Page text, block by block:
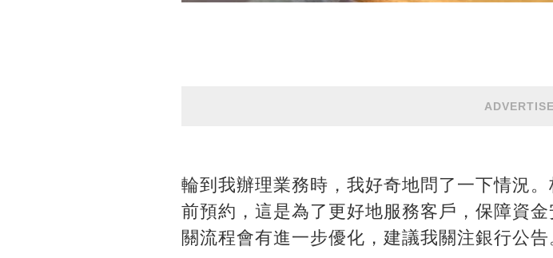
輪到我辦理業務時，我好奇地問了一下情況
前預約，這是為了更好地服務客戶，保障資
關流程會有進一步優化，建議我關注銀行公告